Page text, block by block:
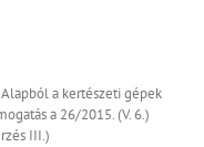
a kertészeti gépek
a 26/2015. (V. 6.)
III.)